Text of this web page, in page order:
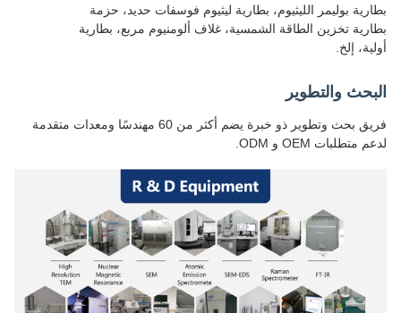
بطارية بوليمر الليثيوم، بطارية ليثيوم فوسفات حديد، حزمة
بطارية تخزين الطاقة الشمسية، غلاف ألومنيوم مربع، بطارية
أولية، إلخ.
البحث والتطوير
فريق بحث وتطوير ذو خبرة يضم أكثر من 60 مهندسًا ومعدات متقدمة
لدعم متطلبات OEM و ODM.